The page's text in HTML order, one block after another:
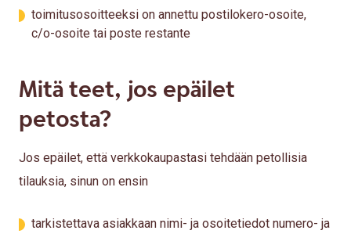
toimitusosoitteeksi on annettu postilokero-osoite,
c/o-osoite tai poste restante
Mitä teet, jos epäilet
petosta?
Jos epäilet, että verkkokaupastasi tehdään petollisia
tilauksia, sinun on ensin
tarkistettava asiakkaan nimi- ja osoitetiedot numero- ja